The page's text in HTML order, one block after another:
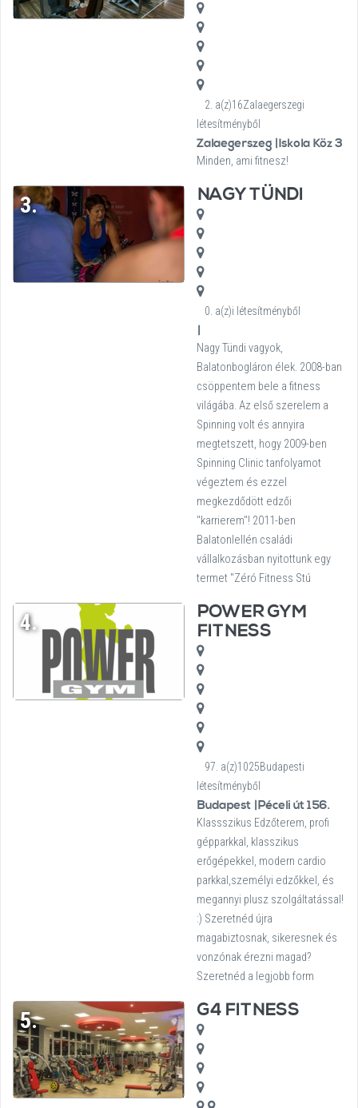
2. a(z)16Zalaegerszegi
létesítményből
Zalaegerszeg |Iskola Köz 3
Minden, ami fitnesz!
3. NAGY TÜNDI
0. a(z)i létesítményből
|
Nagy Tündi vagyok,
Balatonbogláron élek. 2008-ban
csöppentem bele a fitness
világába. Az első szerelem a
Spinning volt és annyira
megtetszett, hogy 2009-ben
Spinning Clinic tanfolyamot
végeztem és ezzel
megkezdődött edzői
"karrierem"! 2011-ben
Balatonlellén családi
vállalkozásban nyitottunk egy
termet "Zéró Fitness Stú
4.
POWER GYM
FITNESS
97. a(z)1025Budapesti
létesítményből
Budapest |Péceli út 156.
Klassszikus Edzőterem, profi
gépparkkal, klasszikus
erőgépekkel, modern cardio
parkkal,személyi edzőkkel, és
megannyi plusz szolgáltatással!
:) Szeretnéd újra
magabiztosnak, sikeresnek és
vonzónak érezni magad?
Szeretnéd a legjobb form
5. G4 FITNESS